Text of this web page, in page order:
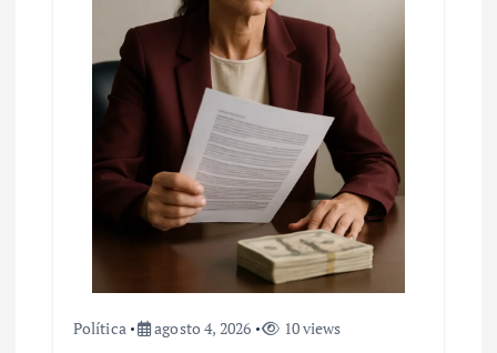
Política agosto 4, 2026 10 views